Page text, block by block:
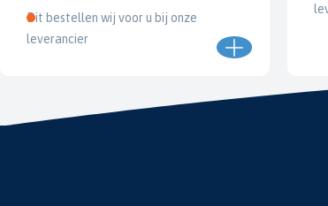
Dit bestellen wij voor u bij onze
leverancier